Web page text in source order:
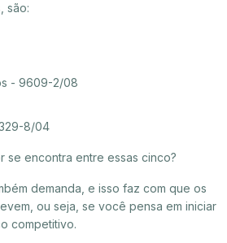
são:
- 9609-2/08
8/04
se encontra entre essas cinco?
demanda, e isso faz com que os
ou seja, se você pensa em iniciar
competitivo.